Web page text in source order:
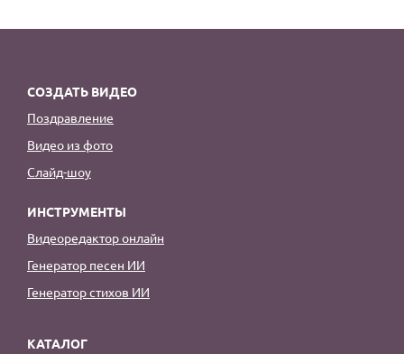
СОЗДАТЬ ВИДЕО
Поздравление
Видео из фото
Слайд-шоу
ИНСТРУМЕНТЫ
Видеоредактор онлайн
Генератор песен ИИ
Генератор стихов ИИ
КАТАЛОГ